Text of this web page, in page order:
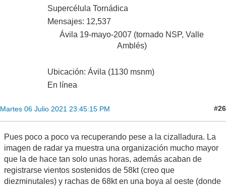
Supercélula Tornádica
Mensajes: 12,537
Ávila 19-mayo-2007 (tornado NSP, Valle
Amblés)
Ubicación: Ávila (1130 msnm)
En línea
Martes 06 Julio 2021 23:45:15 PM #26
Pues poco a poco va recuperando pese a la cizalladura. La
imagen de radar ya muestra una organización mucho mayor
que la de hace tan solo unas horas, además acaban de
registrarse vientos sostenidos de 58kt (creo que
diezminutales) y rachas de 68kt en una boya al oeste (donde